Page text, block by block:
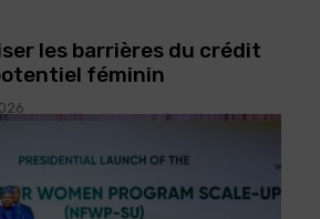
les barrières du crédit
féminin